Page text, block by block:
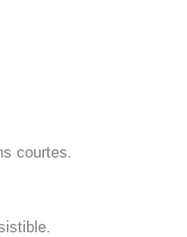
courtes.